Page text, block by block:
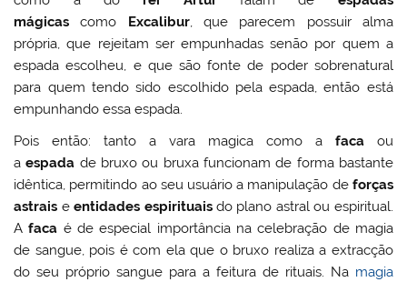
mágicas como Excalibur, que parecem possuir alma
própria, que rejeitam ser empunhadas senão por quem a
espada escolheu, e que são fonte de poder sobrenatural
para quem tendo sido escolhido pela espada, então está
empunhando essa espada.
Pois então: tanto a vara magica como a facaou
a espada de bruxo ou bruxa funcionam de forma bastante
idêntica, permitindo ao seu usuário a manipulação de forças
astrais eentidades espirituaisdo plano astral ou espiritual.
Afaca é de especial importância na celebração de magia
de sangue, pois é com ela que o bruxo realiza a extracção
do seu próprio sangue para a feitura de rituais. Na magia